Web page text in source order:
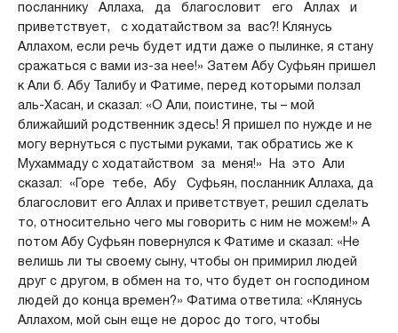
посланнику Аллаха, да благословит его Аллах и
приветствует, с ходатайством за вас?! Клянусь
Аллахом, если речь будет идти даже о пылинке, я стану
сражаться с вами из-за нее!» Затем Абу Суфьян пришел
к Али б. Абу Талибу и Фатиме, перед которыми ползал
аль-Хасан, и сказал: «О Али, поистине, ты – мой
ближайший родственник здесь! Я пришел по нужде и не
могу вернуться с пустыми руками, так обратись же к
Мухаммаду с ходатайством за меня!» На это Али
сказал: «Горе тебе, Абу Суфьян, посланник Аллаха, да
благословит его Аллах и приветствует, решил сделать
то, относительно чего мы говорить с ним не можем!» А
потом Абу Суфьян повернулся к Фатиме и сказал: «Не
велишь ли ты своему сыну, чтобы он примирил людей
друг с другом, в обмен на то, что будет он господином
людей до конца времен?» Фатима ответила: «Клянусь
Аллахом, мой сын еще не дорос до того, чтобы